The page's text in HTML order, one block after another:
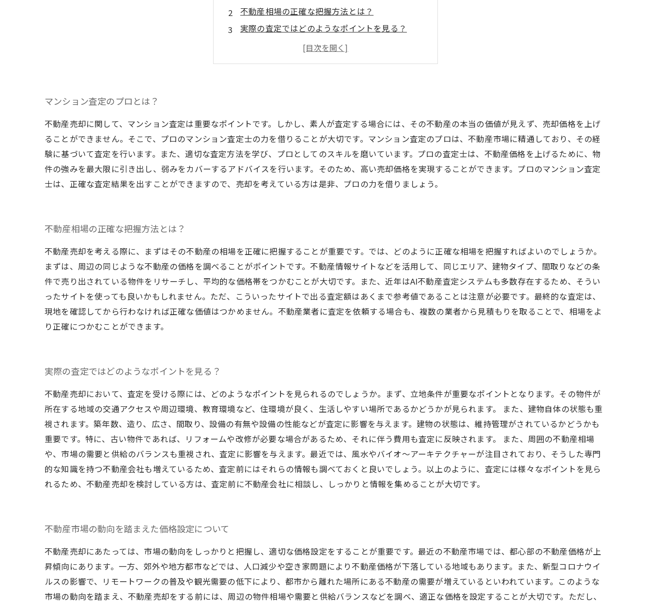
不動産相場の正確な把握方法とは？
実際の査定ではどのようなポイントを見る？
不動産市場の動向を踏まえた価格設定について
高く売るためにはどのような準備が必要？
マンション査定のプロとは？
不動産売却に関して、マンション査定は重要なポイントです。しかし、素人が査定する場合には、その不動産の本当の価値が見えず、売却価格を上げ
ることができません。そこで、プロのマンション査定士の力を借りることが大切です。マンション査定のプロは、不動産市場に精通しており、その経
験に基づいて査定を行います。また、適切な査定方法を学び、プロとしてのスキルを磨いています。プロの査定士は、不動産価格を上げるために、物
件の強みを最大限に引き出し、弱みをカバーするアドバイスを行います。そのため、高い売却価格を実現することができます。プロのマンション査定
士は、正確な査定結果を出すことができますので、売却を考えている方は是非、プロの力を借りましょう。
不動産相場の正確な把握方法とは？
不動産売却を考える際に、まずはその不動産の相場を正確に把握することが重要です。では、どのように正確な相場を把握すればよいのでしょうか。
まずは、周辺の同じような不動産の価格を調べることがポイントです。不動産情報サイトなどを活用して、同じエリア、建物タイプ、間取りなどの条
件で売り出されている物件をリサーチし、平均的な価格帯をつかむことが大切です。また、近年はAI不動産査定システムも多数存在するため、そうい
ったサイトを使っても良いかもしれません。ただ、こういったサイトで出る査定額はあくまで参考値であることは注意が必要です。最終的な査定は、
現地を確認してから行わなければ正確な価値はつかめません。不動産業者に査定を依頼する場合も、複数の業者から見積もりを取ることで、相場をよ
り正確につかむことができます。
実際の査定ではどのようなポイントを見る？
不動産売却において、査定を受ける際には、どのようなポイントを見られるのでしょうか。まず、立地条件が重要なポイントとなります。その物件が
所在する地域の交通アクセスや周辺環境、教育環境など、住環境が良く、生活しやすい場所であるかどうかが見られます。 また、建物自体の状態も重
視されます。築年数、造り、広さ、間取り、設備の有無や設備の性能などが査定に影響を与えます。建物の状態は、維持管理がされているかどうかも
重要です。特に、古い物件であれば、リフォームや改修が必要な場合があるため、それに伴う費用も査定に反映されます。 また、周囲の不動産相場
や、市場の需要と供給のバランスも重視され、査定に影響を与えます。最近では、風水やバイオ～アーキテクチャーが注目されており、そうした専門
的な知識を持つ不動産会社も増えているため、査定前にはそれらの情報も調べておくと良いでしょう。以上のように、査定には様々なポイントを見ら
れるため、不動産売却を検討している方は、査定前に不動産会社に相談し、しっかりと情報を集めることが大切です。
不動産市場の動向を踏まえた価格設定について
不動産売却にあたっては、市場の動向をしっかりと把握し、適切な価格設定をすることが重要です。最近の不動産市場では、都心部の不動産価格が上
昇傾向にあります。一方、郊外や地方都市などでは、人口減少や空き家問題により不動産価格が下落している地域もあります。また、新型コロナウイ
ルスの影響で、リモートワークの普及や観光需要の低下により、都市から離れた場所にある不動産の需要が増えているといわれています。このような
市場の動向を踏まえ、不動産売却をする前には、周辺の物件相場や需要と供給バランスなどを調べ、適正な価格を設定することが大切です。ただし、